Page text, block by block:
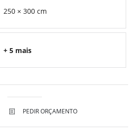
250 × 300 cm
+ 5 mais
PEDIR ORÇAMENTO